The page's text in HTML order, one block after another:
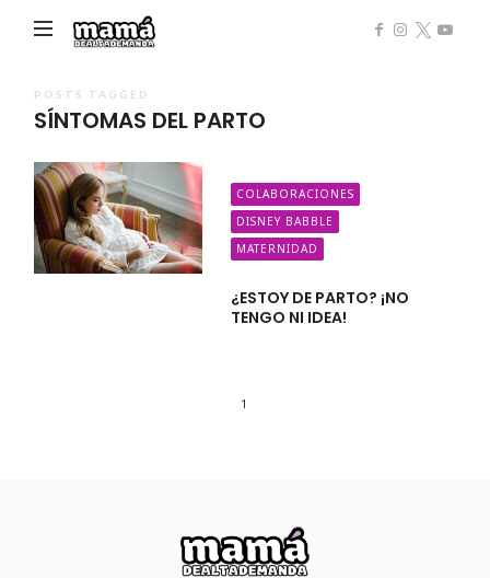
Demanda
POSTS TAGGED
SÍNTOMAS DEL PARTO
COLABORACIONES
DISNEY BABBLE
MATERNIDAD
¿ESTOY DE PARTO? ¡NO
TENGO NI IDEA!
1